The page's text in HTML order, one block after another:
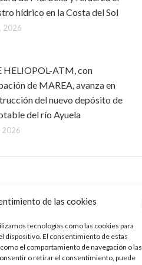
de las cookies
tecnologías como las cookies para
dispositivo. El consentimiento de estas
el comportamiento de navegación o las
o retirar el consentimiento, puede
hídrico en la Costa del Sol
2026
HELIOPOL-ATM, con
de MAREA, avanza en
del nuevo depósito de
del río Ayuela
2026
dilatada experiencia en el
como la industria, la